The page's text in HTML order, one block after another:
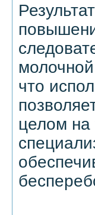
что
целом на